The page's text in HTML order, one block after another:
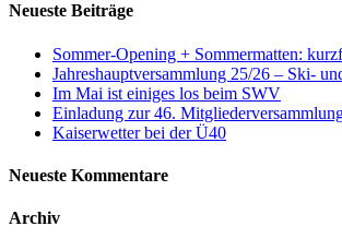
Neueste Beiträge
Sommer-Opening + Sommermatten:
Jahreshauptversammlung 25/26 – Ski-
Im Mai ist einiges los beim SWV
Einladung zur 46.
Kaiserwetter bei der Ü40
Neueste Kommentare
Archiv